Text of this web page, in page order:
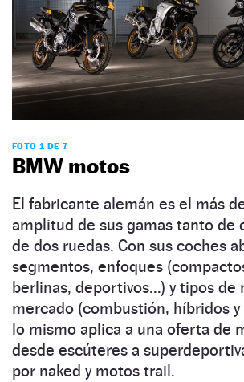
FOTO 1 DE 7
BMW motos
El fabricante alemán es el más
amplitud de sus gamas tanto de
de dos ruedas. Con sus coches
segmentos, enfoques
berlinas, deportivos...) y tipos de
mercado (combustión, híbridos
lo mismo aplica a una oferta de
desde escúteres a
por naked y motos trail.